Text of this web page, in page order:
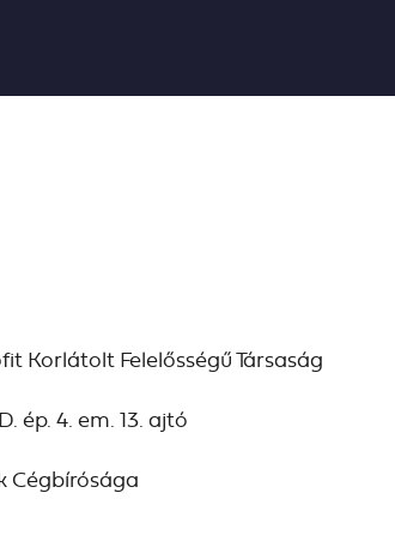
Korlátolt Felelősségű Társaság
ép. 4. em. 13. ajtó
Cégbírósága